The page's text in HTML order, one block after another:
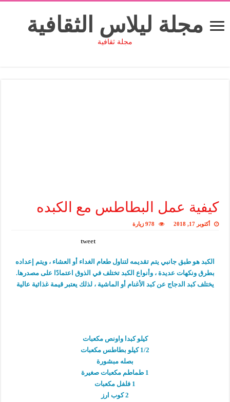
مجلة ليلاس الثقافية
مجلة ثقافية
كيفية عمل البطاطس مع الكبده
أكتوبر 17, 2018 978 زيارة
tweet
الكبد هو طبق جانبي يتم تقديمه لتناول طعام الغداء أو العشاء ، ويتم إعداده
بطرق ونكهات عديدة ، وأنواع الكبد تختلف في الذوق اعتمادًا على مصدرها.
يختلف كبد الدجاج عن كبد الأغنام أو الماشية ، لذلك يعتبر قيمة غذائية عالية
كيلو كبدا واونص مكعبات
1/2 كيلو بطاطس مكعبات
بصله مبشورة
1 طماطم مكعبات صغيرة
1 فلفل مكعبات
2 كوب ارز